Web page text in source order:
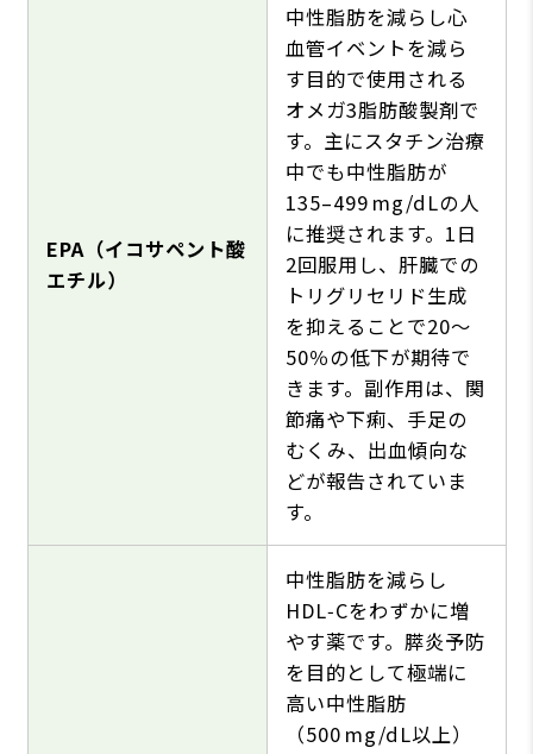
EPA（イコサペント酸
エチル）
中性脂肪を減らし心
血管イベントを減ら
す目的で使用される
オメガ3脂肪酸製剤で
す。主にスタチン治療
中でも中性脂肪が
135–499 mg/dLの人
に推奨されます。1日
2回服用し、肝臓での
トリグリセリド生成
を抑えることで20〜
50％の低下が期待で
きます。副作用は、関
節痛や下痢、手足の
むくみ、出血傾向な
どが報告されていま
す。
中性脂肪を減らし
HDL‑Cをわずかに増
やす薬です。膵炎予防
を目的として極端に
高い中性脂肪
（500 mg/dL以上）